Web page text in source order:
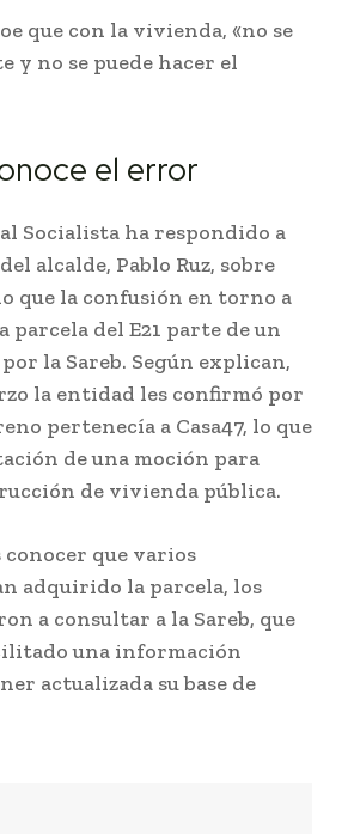
que con la vivienda, «no se
y no se puede hacer el
el error
Socialista ha respondido a
alcalde, Pablo Ruz, sobre
que la confusión en torno a
del E21 parte de un
la Sareb. Según explican,
la entidad les confirmó por
pertenecía a Casa47, lo que
de una moción para
de vivienda pública.
que varios
adquirido la parcela, los
a consultar a la Sareb, que
una información
actualizada su base de